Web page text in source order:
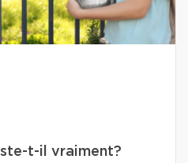
t-il vraiment?